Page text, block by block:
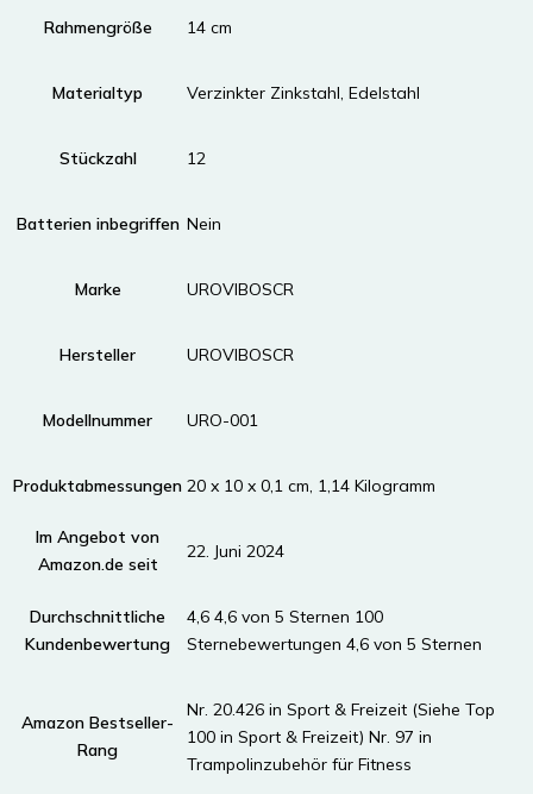
Rahmengröße ‎14 cm
Materialtyp ‎Verzinkter Zinkstahl, Edelstahl
Stückzahl ‎12
Batterien inbegriffen ‎Nein
Marke ‎UROVIBOSCR
Hersteller ‎UROVIBOSCR
Modellnummer ‎URO-001
Produktabmessungen ‎20 x 10 x 0,1 cm, 1,14 Kilogramm
Im Angebot von
Amazon.de seit
22. Juni 2024
Durchschnittliche
Kundenbewertung
4,6 4,6 von 5 Sternen 100
Sternebewertungen 4,6 von 5 Sternen
Amazon Bestseller-
Rang
Nr. 20.426 in Sport & Freizeit (Siehe Top
100 in Sport & Freizeit) Nr. 97 in
Trampolinzubehör für Fitness